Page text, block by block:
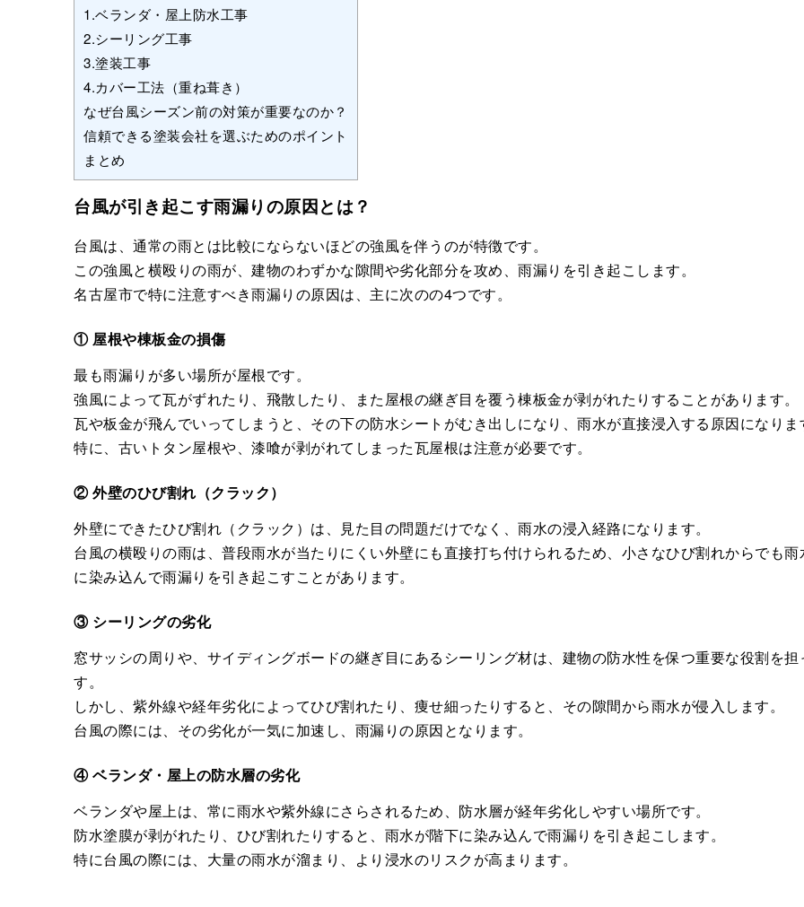
1.ベランダ・屋上防水工事
2.シーリング工事
3.塗装工事
4.カバー工法（重ね葺き）
なぜ台風シーズン前の対策が重要なのか？
信頼できる塗装会社を選ぶためのポイント
まとめ
台風が引き起こす雨漏りの原因とは？
台風は、通常の雨とは比較にならないほどの強風を伴うのが特徴です。
この強風と横殴りの雨が、建物のわずかな隙間や劣化部分を攻め、雨漏りを引き起こします。
名古屋市で特に注意すべき雨漏りの原因は、主に次のの4つです。
① 屋根や棟板金の損傷
最も雨漏りが多い場所が屋根です。
強風によって瓦がずれたり、飛散したり、また屋根の継ぎ目を覆う棟板金が剥がれたりすることがあります。
瓦や板金が飛んでいってしまうと、その下の防水シートがむき出しになり、雨水が直接浸入する原因になりま
特に、古いトタン屋根や、漆喰が剥がれてしまった瓦屋根は注意が必要です。
② 外壁のひび割れ（クラック）
外壁にできたひび割れ（クラック）は、見た目の問題だけでなく、雨水の浸入経路になります。
台風の横殴りの雨は、普段雨水が当たりにくい外壁にも直接打ち付けられるため、小さなひび割れからでも雨
に染み込んで雨漏りを引き起こすことがあります。
③ シーリングの劣化
窓サッシの周りや、サイディングボードの継ぎ目にあるシーリング材は、建物の防水性を保つ重要な役割を担
す。
しかし、紫外線や経年劣化によってひび割れたり、痩せ細ったりすると、その隙間から雨水が侵入します。
台風の際には、その劣化が一気に加速し、雨漏りの原因となります。
④ ベランダ・屋上の防水層の劣化
ベランダや屋上は、常に雨水や紫外線にさらされるため、防水層が経年劣化しやすい場所です。
防水塗膜が剥がれたり、ひび割れたりすると、雨水が階下に染み込んで雨漏りを引き起こします。
特に台風の際には、大量の雨水が溜まり、より浸水のリスクが高まります。